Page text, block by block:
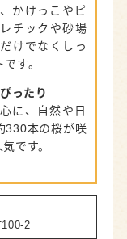
かけっこやピ
チックや砂場
けでなくしっ
す。
ったり
に、自然や日
330本の桜が咲
です。
2